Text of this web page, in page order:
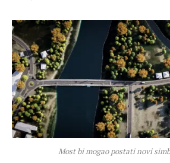
Most bi mogao postati novi